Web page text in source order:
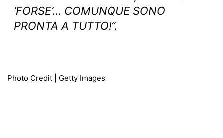
‘FORSE’… COMUNQUE SONO
PRONTA A TUTTO!”.
Photo Credit | Getty Images